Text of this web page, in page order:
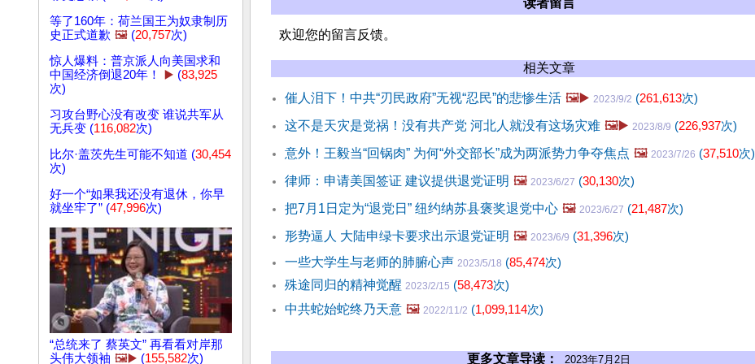
等了160年：荷兰国王为奴隶制历
史正式道歉 🖼️ (20,757次)
惊人爆料：普京派人向美国求和
中国经济倒退20年！
▶️ (83,925
次)
习攻台野心没有改变 谁说共军从
无兵变 (116,082次)
比尔·盖茨先生可能不知道 (30,454
次)
好一个“如果我还没有退休，你早
就坐牢了” (47,996次)
“总统来了 蔡英文” 再看看对岸那
头伟大领袖 🖼️▶️ (155,582次)
读者留言
欢迎您的留言反馈。
相关文章
催人泪下！中共“刃民政府”无视“忍民”的悲惨生活 🖼️▶️ 2023/9/2 (261,613次)
这不是天灾是党祸！没有共产党 河北人就没有这场灾难 🖼️▶️ 2023/8/9 (226,937次)
意外！王毅当“回锅肉” 为何“外交部长”成为两派势力争夺焦点 🖼️ 2023/7/26 (37,510次)
律师：申请美国签证 建议提供退党证明 🖼️ 2023/6/27 (30,130次)
把7月1日定为“退党日” 纽约纳苏县褒奖退党中心 🖼️ 2023/6/27 (21,487次)
形势逼人 大陆申绿卡要求出示退党证明 🖼️ 2023/6/9 (31,396次)
一些大学生与老师的肺腑心声 2023/5/18 (85,474次)
殊途同归的精神觉醒 2023/2/15 (58,473次)
中共蛇始蛇终乃天意 🖼️ 2022/11/2 (1,099,114次)
更多文章导读： 2023年7月2日